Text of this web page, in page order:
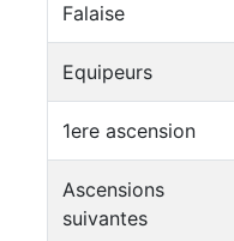
Falaise
Equipeurs
1ere ascension
Ascensions
suivantes